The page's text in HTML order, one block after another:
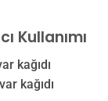
Kullanımı
kağıdı
kağıdı